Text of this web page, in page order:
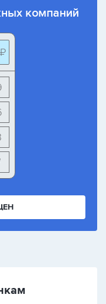
компаний